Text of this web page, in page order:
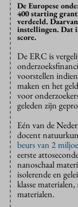
De Europese
400 starting
verdeeld.
instellingen. Dat
score.
De ERC is
voorstellen
maken en het
voor
geleden zijn
Eén van de
docent
beurs van 2
eerste
nanoschaal
isolerende en
klasse
materialen.